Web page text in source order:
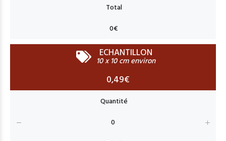
ECHANTILLON
10 x 10 cm environ
0,49€